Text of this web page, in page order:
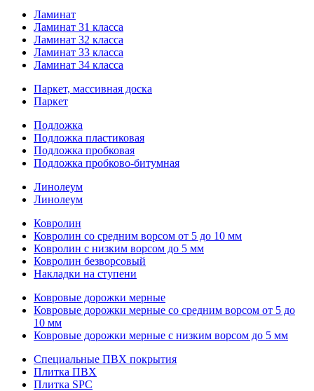
Ламинат
Ламинат 31 класса
Ламинат 32 класса
Ламинат 33 класса
Ламинат 34 класса
Паркет, массивная доска
Паркет
Подложка
Подложка пластиковая
Подложка пробковая
Подложка пробково-битумная
Линолеум
Линолеум
Ковролин
Ковролин со средним ворсом от 5 до 10 мм
Ковролин с низким ворсом до 5 мм
Ковролин безворсовый
Накладки на ступени
Ковровые дорожки мерные
Ковровые дорожки мерные со средним ворсом от 5 до
10 мм
Ковровые дорожки мерные с низким ворсом до 5 мм
Специальные ПВХ покрытия
Плитка ПВХ
Плитка SPC